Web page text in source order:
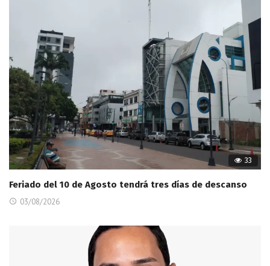
33
Feriado del 10 de Agosto tendrá tres días de descanso
03/08/2026